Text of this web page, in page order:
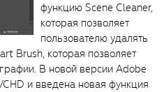
функцию Scene Cleaner,
которая позволяет
пользователю удалять
Brush, которая позволяет
В новой версии Adobe
и введена новая функция